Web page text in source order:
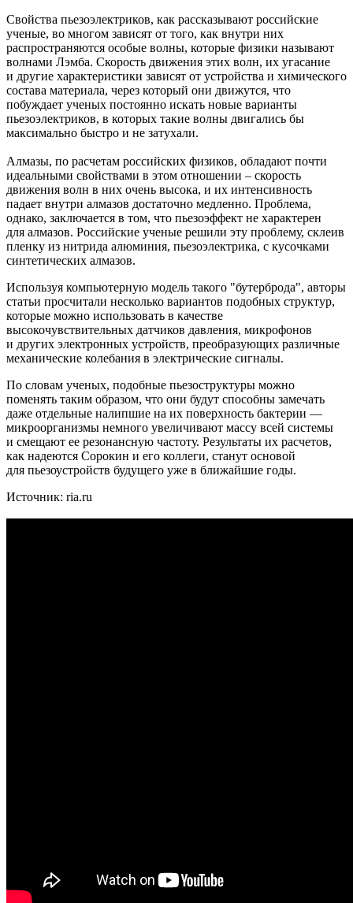
Свойства пьезоэлектриков, как рассказывают российские
ученые, во многом зависят от того, как внутри них
распространяются особые волны, которые физики называют
волнами Лэмба. Скорость движения этих волн, их угасание
и другие характеристики зависят от устройства и химического
состава материала, через который они движутся, что
побуждает ученых постоянно искать новые варианты
пьезоэлектриков, в которых такие волны двигались бы
максимально быстро и не затухали.
Алмазы, по расчетам российских физиков, обладают почти
идеальными свойствами в этом отношении – скорость
движения волн в них очень высока, и их интенсивность
падает внутри алмазов достаточно медленно. Проблема,
однако, заключается в том, что пьезоэффект не характерен
для алмазов. Российские ученые решили эту проблему, склеив
пленку из нитрида алюминия, пьезоэлектрика, с кусочками
синтетических алмазов.
Используя компьютерную модель такого "бутерброда", авторы
статьи просчитали несколько вариантов подобных структур,
которые можно использовать в качестве
высокочувствительных датчиков давления, микрофонов
и других электронных устройств, преобразующих различные
механические колебания в электрические сигналы.
По словам ученых, подобные пьезоструктуры можно
поменять таким образом, что они будут способны замечать
даже отдельные налипшие на их поверхность бактерии —
микроорганизмы немного увеличивают массу всей системы
и смещают ее резонансную частоту. Результаты их расчетов,
как надеются Сорокин и его коллеги, станут основой
для пьезоустройств будущего уже в ближайшие годы.
Источник: ria.ru